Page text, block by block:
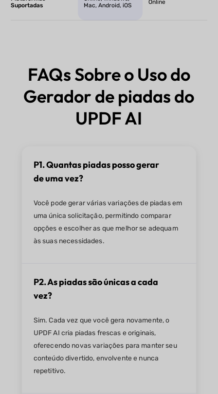
Suportadas
Mac, Android, iOS
Online
FAQs Sobre o Uso do
Gerador de piadas do
UPDF AI
P1. Quantas piadas posso gerar
de uma vez?
Você pode gerar várias variações de piadas em
uma única solicitação, permitindo comparar
opções e escolher as que melhor se adequam
às suas necessidades.
P2. As piadas são únicas a cada
vez?
Sim. Cada vez que você gera novamente, o
UPDF AI cria piadas frescas e originais,
oferecendo novas variações para manter seu
conteúdo divertido, envolvente e nunca
repetitivo.